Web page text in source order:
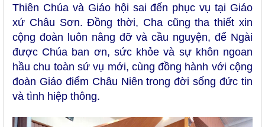
Thiên Chúa và Giáo hội sai đến phục vụ tại Giáo
xứ Châu Sơn. Đồng thời, Cha cũng tha thiết xin
cộng đoàn luôn nâng đỡ và cầu nguyện, để Ngài
được Chúa ban ơn, sức khỏe và sự khôn ngoan
hầu chu toàn sứ vụ mới, cùng đồng hành với cộng
đoàn Giáo điểm Châu Niên trong đời sống đức tin
và tình hiệp thông.